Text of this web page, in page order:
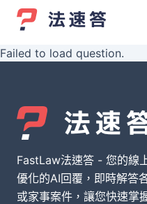
Failed to load question.
FastLaw法速答 - 您的線
優化的AI回覆，即時解答
或家事案件，讓您快速掌